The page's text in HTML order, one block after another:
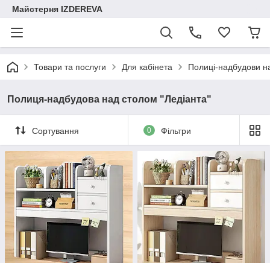
Майстерня IZDEREVA
Товари та послуги Для кабінета Полиці-надбудови
Полиця-надбудова над столом "Ледіанта"
Сортування 0 Фільтри